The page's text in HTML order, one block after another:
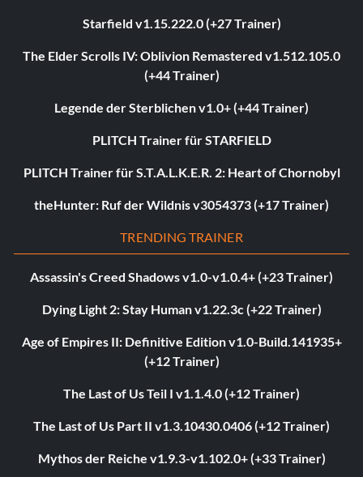
Starfield v1.15.222.0 (+27 Trainer)
The Elder Scrolls IV: Oblivion Remastered v1.512.105.0
(+44 Trainer)
Legende der Sterblichen v1.0+ (+44 Trainer)
PLITCH Trainer für STARFIELD
PLITCH Trainer für S.T.A.L.K.E.R. 2: Heart of Chornobyl
theHunter: Ruf der Wildnis v3054373 (+17 Trainer)
TRENDING TRAINER
Assassin's Creed Shadows v1.0-v1.0.4+ (+23 Trainer)
Dying Light 2: Stay Human v1.22.3c (+22 Trainer)
Age of Empires II: Definitive Edition v1.0-Build.141935+
(+12 Trainer)
The Last of Us Teil I v1.1.4.0 (+12 Trainer)
The Last of Us Part II v1.3.10430.0406 (+12 Trainer)
Mythos der Reiche v1.9.3-v1.102.0+ (+33 Trainer)